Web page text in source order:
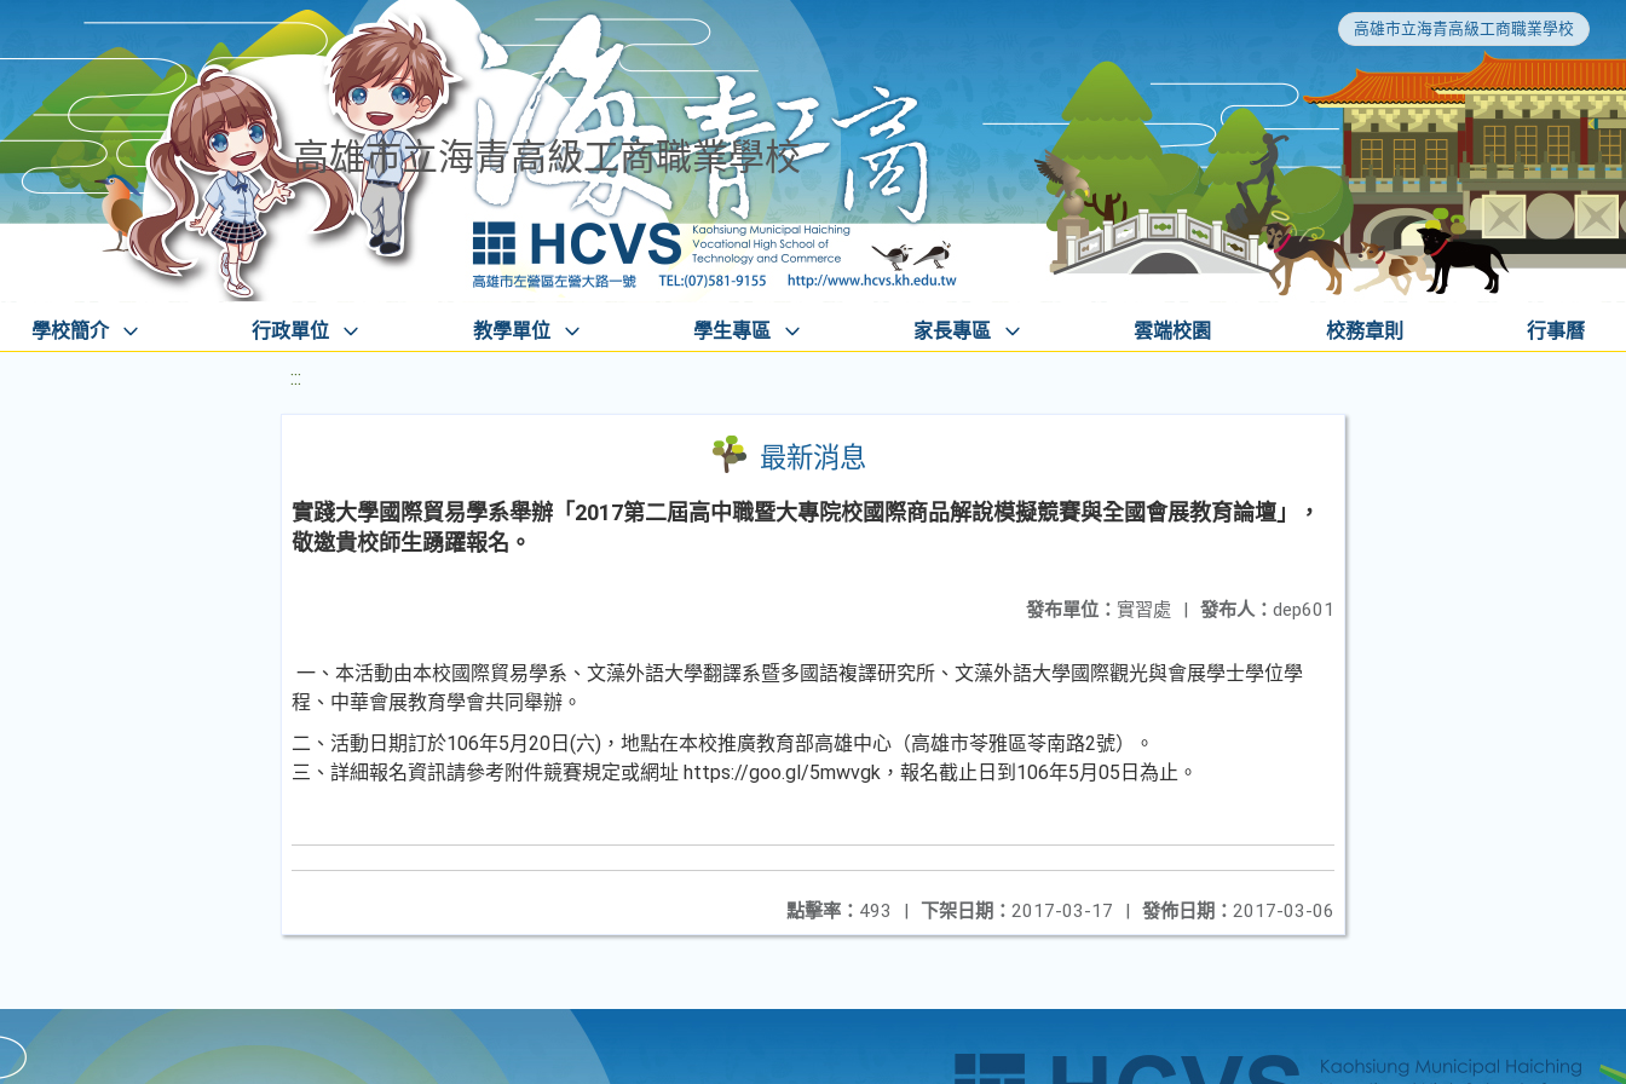
高雄市立海青高級工商職業學校
高雄市立海青高級工商職業學校
學校簡介 行政單位 教學單位 學生專區 家長專區 雲端校園 校務章則 行事曆
:::
最新消息
實踐大學國際貿易學系舉辦「2017第二屆高中職暨大專院校國際商品解說模擬競賽與全國會展教育論壇」，
敬邀貴校師生踴躍報名。
發布人： dep601
發布單位： 實習處 |
一、本活動由本校國際貿易學系、文藻外語大學翻譯系暨多國語複譯研究所、文藻外語大學國際觀光與會展學士學位學
程、中華會展教育學會共同舉辦。
二、活動日期訂於106年5月20日(六)，地點在本校推廣教育部高雄中心（高雄市苓雅區苓南路2號）。
三、詳細報名資訊請參考附件競賽規定或網址 https://goo.gl/5mwvgk，報名截止日到106年5月05日為止。
發佈日期： 2017-03-06
下架日期： 2017-03-17 |
點擊率： 493 |